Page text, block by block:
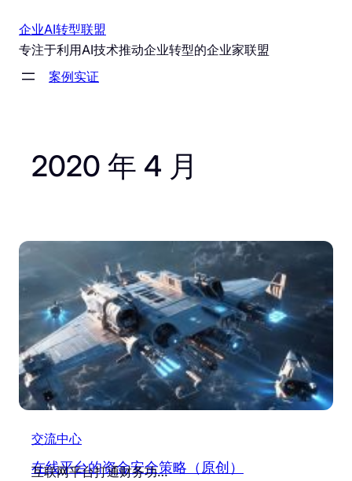
企业AI转型联盟
专注于利用AI技术推动企业转型的企业家联盟
案例实证
2020 年 4 月
交流中心
在线平台的资金安全策略（原创）
互联网平台打通财务功…